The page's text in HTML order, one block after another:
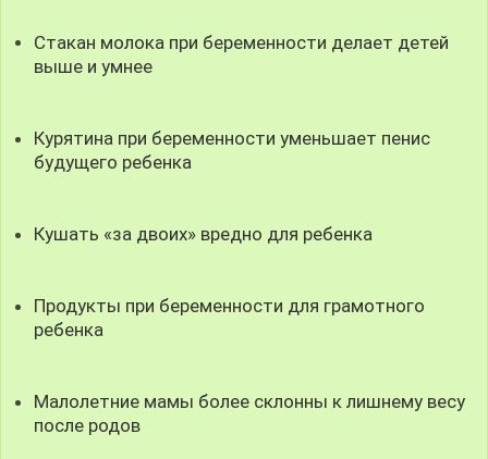
Стакан молока при беременности делает детей
выше и умнее
Курятина при беременности уменьшает пенис
будущего ребенка
Кушать «за двоих» вредно для ребенка
Продукты при беременности для грамотного
ребенка
Малолетние мамы более склонны к лишнему весу
после родов